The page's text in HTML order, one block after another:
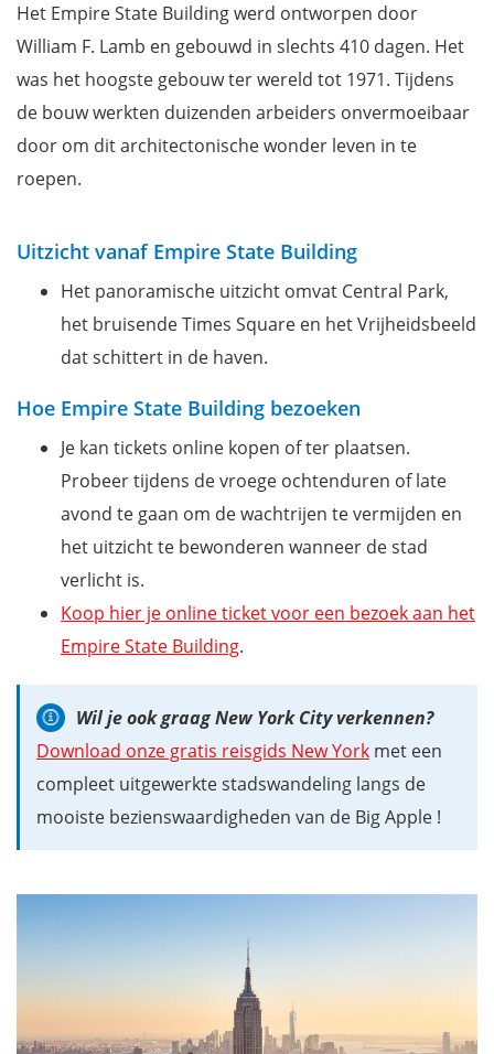
Het Empire State Building werd ontworpen door
William F. Lamb en gebouwd in slechts 410 dagen. Het
was het hoogste gebouw ter wereld tot 1971. Tijdens
de bouw werkten duizenden arbeiders onvermoeibaar
door om dit architectonische wonder leven in te
roepen.
Uitzicht vanaf Empire State Building
Het panoramische uitzicht omvat Central Park,
het bruisende Times Square en het Vrijheidsbeeld
dat schittert in de haven.
Hoe Empire State Building bezoeken
Je kan tickets online kopen of ter plaatsen.
Probeer tijdens de vroege ochtenduren of late
avond te gaan om de wachtrijen te vermijden en
het uitzicht te bewonderen wanneer de stad
verlicht is.
Koop hier je online ticket voor een bezoek aan het
Empire State Building.
Wil je ook graag New York City verkennen?
Download onze gratis reisgids New York met een
compleet uitgewerkte stadswandeling langs de
mooiste bezienswaardigheden van de Big Apple !